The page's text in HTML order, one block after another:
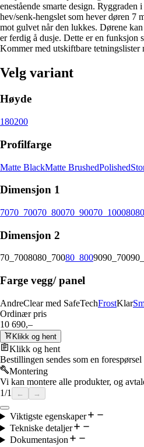
enestående smarte design.
hev/senk-hengslet som hever døren 7
mot gulvet når den lukkes. Dørene
er ferdig å dusje. Dette er en funksjon
Kommer med utskiftbare tetningslister
Velg variant
Høyde
180200
Profilfarge
Matte BlackMatte BrushedPolished
Dimensjon 1
7070_70070_80070_90070_100080
Dimensjon 2
70_7008080_70080_8009090_700
Farge vegg/ panel
AndreClear med SafeTechFrostKlar
Ordinær pris
10 690,–
Klikk og hent
Klikk og hent
Bestillingen sendes som en
Montering
Vi kan montere alle produkter, og
1/1 ← →
Viktigste egenskaper
Tekniske detaljer
Dokumentasjon